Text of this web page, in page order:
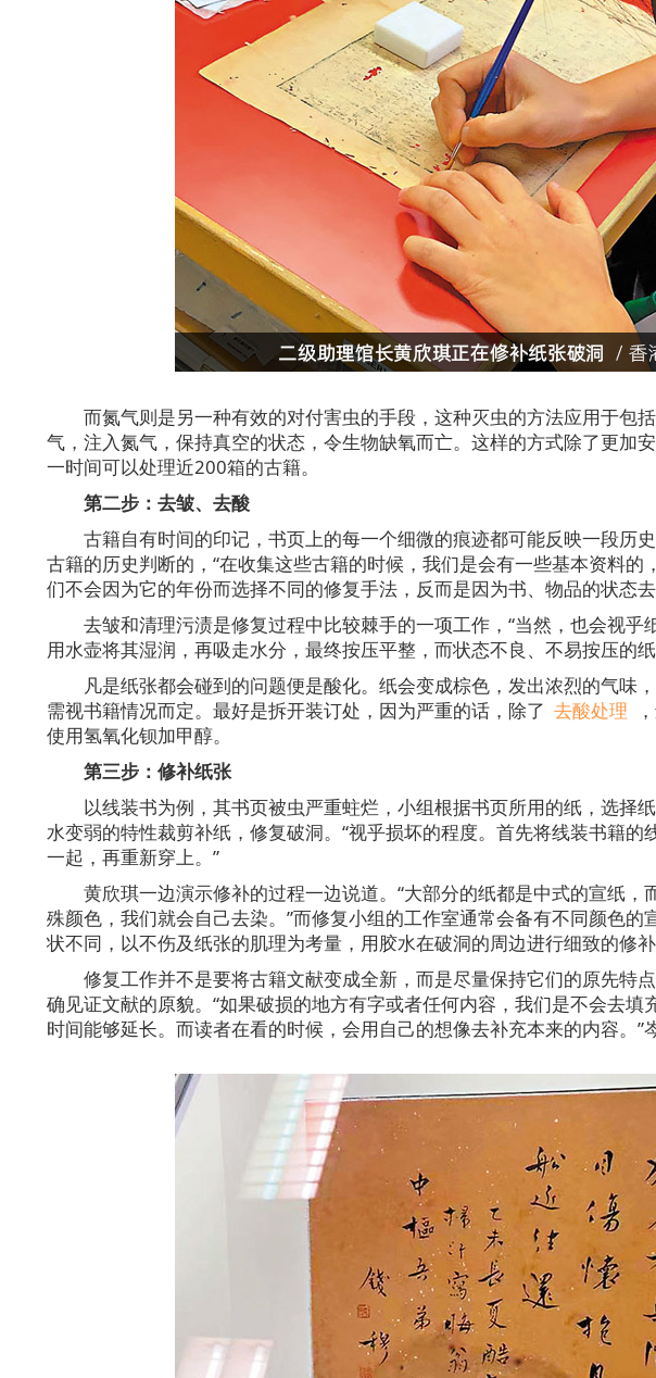
而氮气则是另一种有效的对付害虫的手段，这种灭虫的方法应用于包
气，注入氮气，保持真空的状态，令生物缺氧而亡。这样的方式除了更加
一时间可以处理近200箱的古籍。
第二步：去皱、去酸
古籍自有时间的印记，书页上的每一个细微的痕迹都可能反映一段历
古籍的历史判断的，“在收集这些古籍的时候，我们是会有一些基本资料
们不会因为它的年份而选择不同的修复手法，反而是因为书、物品的状态去
去皱和清理污渍是修复过程中比较棘手的一项工作，“当然，也会视
用水壶将其湿润，再吸走水分，最终按压平整，而状态不良、不易按压的
凡是纸张都会碰到的问题便是酸化。纸会变成棕色，发出浓烈的气味
需视书籍情况而定。最好是拆开装订处，因为严重的话，除了 去酸处理
使用氢氧化钡加甲醇。
第三步：修补纸张
以线装书为例，其书页被虫严重蛀烂，小组根据书页所用的纸，选择
水变弱的特性裁剪补纸，修复破洞。“视乎损坏的程度。首先将线装书籍
一起，再重新穿上。”
黄欣琪一边演示修补的过程一边说道。“大部分的纸都是中式的宣纸
殊颜色，我们就会自己去染。”而修复小组的工作室通常会备有不同颜色
状不同，以不伤及纸张的肌理为考量，用胶水在破洞的周边进行细致的修补
修复工作并不是要将古籍文献变成全新，而是尽量保持它们的原先特
确见证文献的原貌。“如果破损的地方有字或者任何内容，我们是不会去
时间能够延长。而读者在看的时候，会用自己的想像去补充本来的内容。”